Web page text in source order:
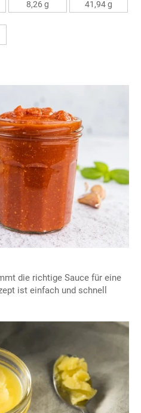
8,26 g 41,94 g
die richtige Sauce für eine
ist einfach und schnell